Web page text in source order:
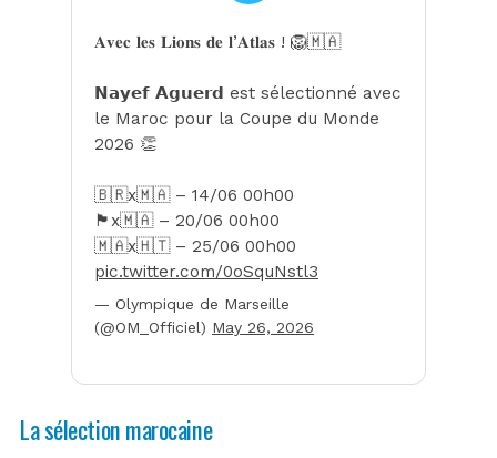
𝐀𝐯𝐞𝐜 𝐥𝐞𝐬 𝐋𝐢𝐨𝐧𝐬 𝐝𝐞 𝐥’𝐀𝐭𝐥𝐚𝐬 ! 🦁🇲🇦
𝗡𝗮𝘆𝗲𝗳 𝗔𝗴𝘂𝗲𝗿𝗱 est sélectionné avec
le Maroc pour la Coupe du Monde
2026 👏
🇧🇷x🇲🇦 – 14/06 00h00
🏴󠁧󠁢󠁳󠁣󠁴󠁿x🇲🇦 – 20/06 00h00
🇲🇦x🇭🇹 – 25/06 00h00
pic.twitter.com/0oSquNstl3
— Olympique de Marseille
(@OM_Officiel) May 26, 2026
La sélection marocaine